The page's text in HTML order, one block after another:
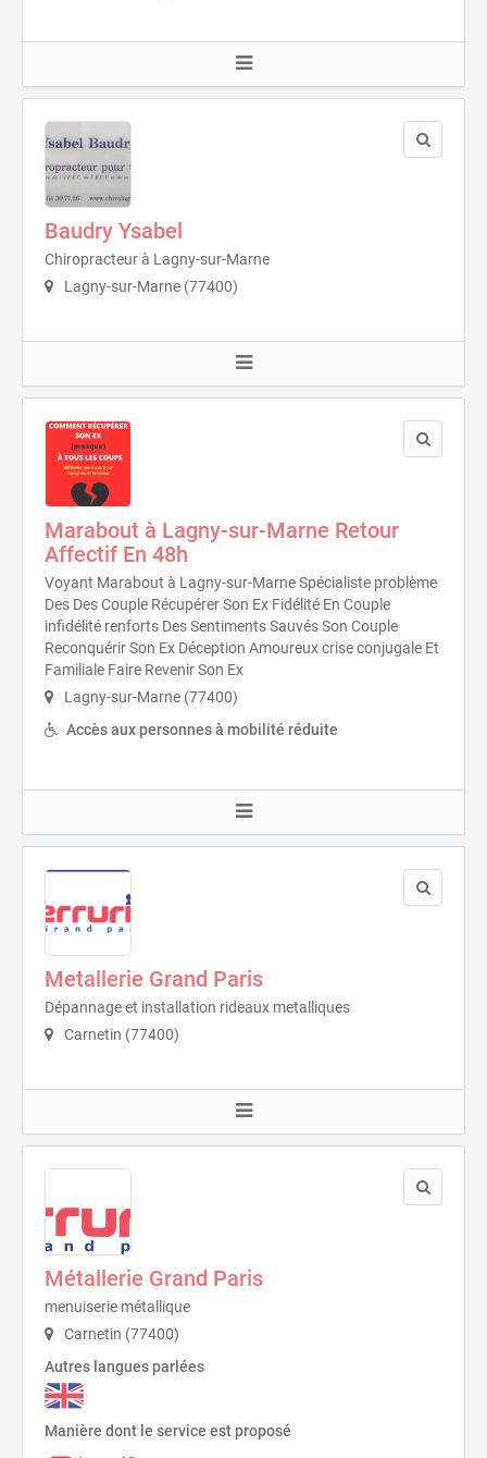
Baudry Ysabel
Chiropracteur à Lagny-sur-Marne
Lagny-sur-Marne (77400)
Marabout à Lagny-sur-Marne Retour
Affectif En 48h
Voyant Marabout à Lagny-sur-Marne Spécialiste problème
Des Des Couple Récupérer Son Ex Fidélité En Couple
infidélité renforts Des Sentiments Sauvés Son Couple
Reconquérir Son Ex Déception Amoureux crise conjugale Et
Familiale Faire Revenir Son Ex
Lagny-sur-Marne (77400)
Accès aux personnes à mobilité réduite
Metallerie Grand Paris
Dépannage et installation rideaux metalliques
Carnetin (77400)
Métallerie Grand Paris
menuiserie métallique
Carnetin (77400)
Autres langues parlées
Manière dont le service est proposé